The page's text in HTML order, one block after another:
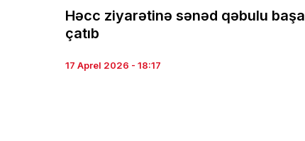
Həcc ziyarətinə sənəd qəbulu başa
çatıb
17 Aprel 2026 - 18:17